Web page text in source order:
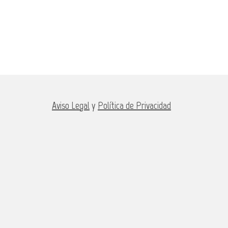
Aviso Legaly Política de Privacidad